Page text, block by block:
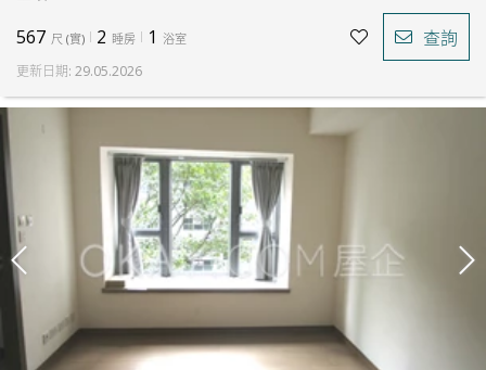
567 尺 (實) 2 睡房 1 浴室 查詢
更新日期: 29.05.2026